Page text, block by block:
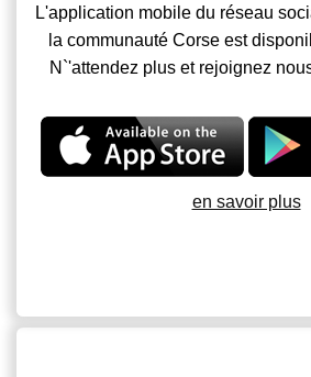
L'application mobile du réseau
la communauté Corse est
N`'attendez plus et rejoignez
en savoir plus